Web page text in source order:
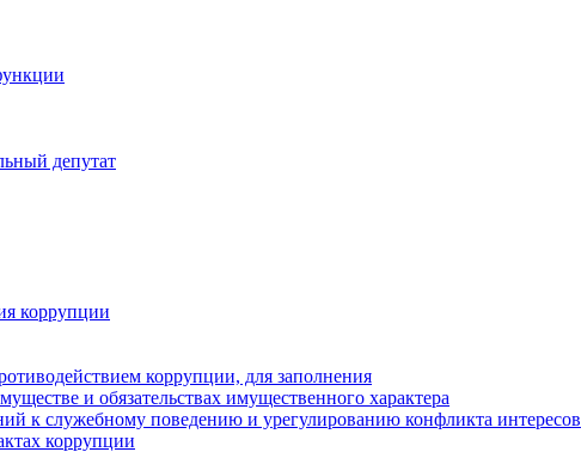
депутат
коррупции
коррупции, для заполнения
и обязательствах имущественного характера
к служебному поведению и урегулированию конфликта интересов
коррупции